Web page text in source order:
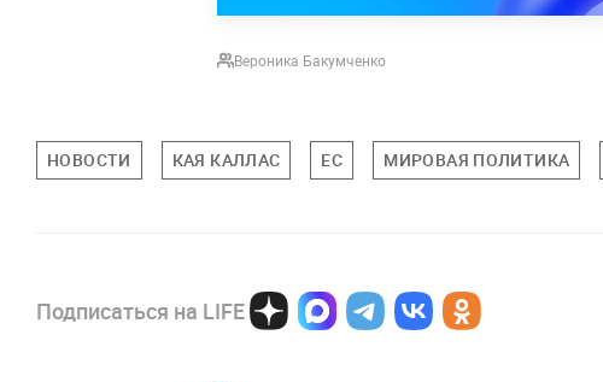
Вероника Бакумченко
НОВОСТИ КАЯ КАЛЛАС ЕС МИРОВАЯ ПОЛИТИКА
Подписаться на LIFE